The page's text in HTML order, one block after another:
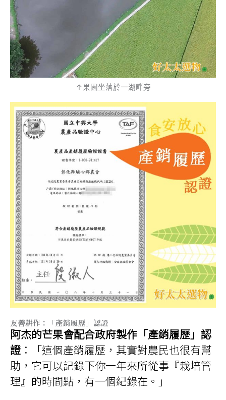
↑果園坐落於一湖畔旁
友善耕作：「產銷履歷」認證
阿杰的芒果會配合政府製作「產銷履歷」認
證：「這個產銷履歷，其實對農民也很有幫
助，它可以記錄下你一年來所從事『栽培管
理』的時間點，有一個紀錄在。」